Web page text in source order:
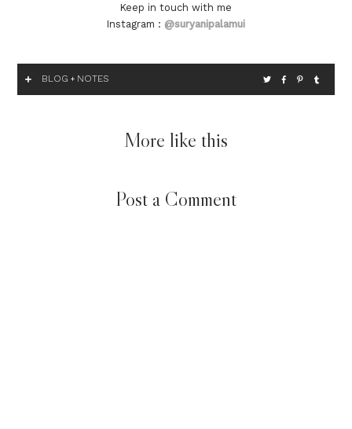
Keep in touch with me
Instagram : @suryanipalamui
BLOG + NOTES
More like this
Post a Comment